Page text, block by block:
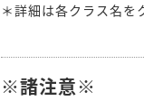
＊詳細は各クラス名を
※諸注意※